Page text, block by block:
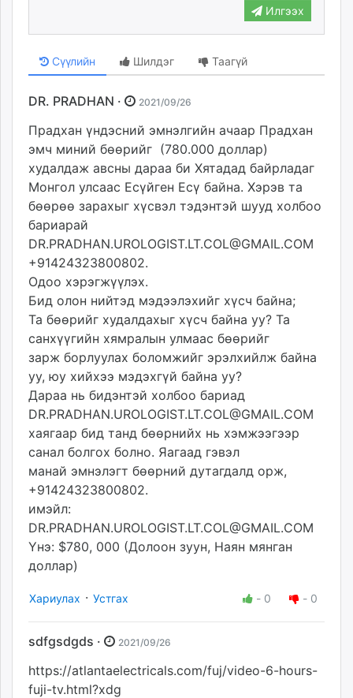
Илгээх
Сүүлийн Шилдэг Таагүй
DR. PRADHAN · 2021/09/26
Прадхан үндэсний эмнэлгийн ачаар Прадхан
эмч миний бөөрийг (780.000 доллар)
худалдаж авсны дараа би Хятадад байрладаг
Монгол улсаас Есүйген Есү байна. Хэрэв та
бөөрөө зарахыг хүсвэл тэдэнтэй шууд холбоо
бариарай
DR.PRADHAN.UROLOGIST.LT.COL@GMAIL.COM
+91424323800802.
Одоо хэрэгжүүлэх.
Бид олон нийтэд мэдээлэхийг хүсч байна;
Та бөөрийг худалдахыг хүсч байна уу? Та
санхүүгийн хямралын улмаас бөөрийг
зарж борлуулах боломжийг эрэлхийлж байна
уу, юу хийхээ мэдэхгүй байна уу?
Дараа нь бидэнтэй холбоо бариад
DR.PRADHAN.UROLOGIST.LT.COL@GMAIL.COM
хаягаар бид танд бөөрнийх нь хэмжээгээр
санал болгох болно. Яагаад гэвэл
манай эмнэлэгт бөөрний дутагдалд орж,
+91424323800802.
имэйл:
DR.PRADHAN.UROLOGIST.LT.COL@GMAIL.COM
Yнэ: $780, 000 (Долоон зуун, Наян мянган
доллар)
Хариулах · Устгах - 0 - 0
sdfgsdgds · 2021/09/26
https://atlantaelectricals.com/fuj/video-6-hours-
fuji-tv.html?xdg